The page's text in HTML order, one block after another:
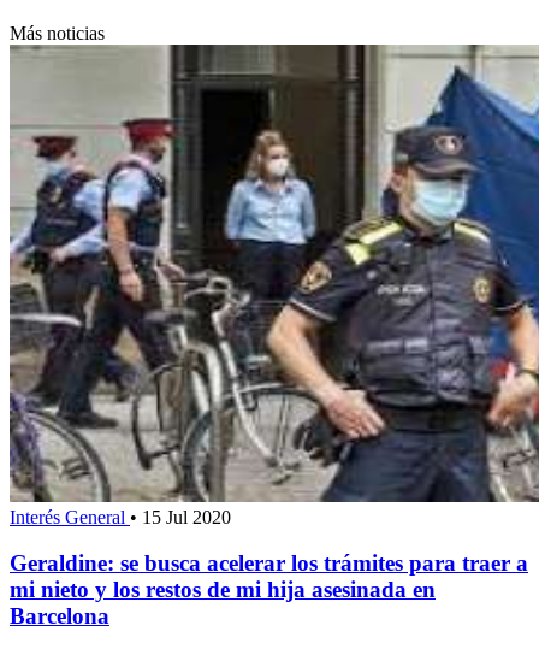
Más noticias
Interés General • 15 Jul 2020
Geraldine: se busca acelerar los trámites para traer a
mi nieto y los restos de mi hija asesinada en
Barcelona